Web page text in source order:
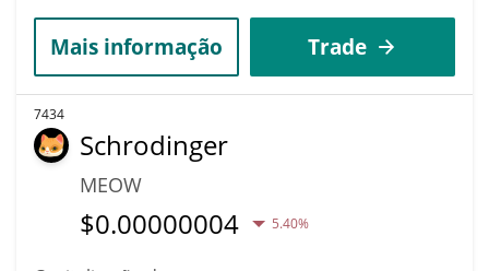
Mais informação Trade
7434
Schrodinger
MEOW
$0.00000004 5.40%